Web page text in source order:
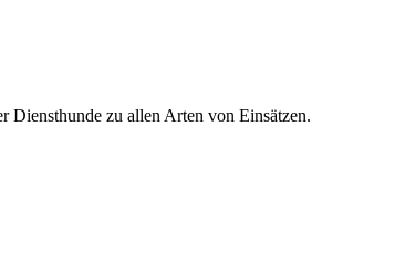
Diensthunde zu allen Arten von Einsätzen.